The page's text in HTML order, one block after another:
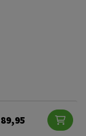
89,95